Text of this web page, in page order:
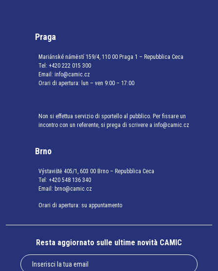
Praga
Mariánské náměstí 159/4, 110 00 Praga 1 – Repubblica Ceca
Tel: +420 222 015 300
Email: info@camic.cz
Orari di apertura: lun – ven 9:00 – 17:00
Non si effettua servizio di sportello al pubblico. Per fissare un
incontro con un referente, si prega di scrivere a info@camic.cz
Brno
Výstaviště 405/1, 603 00 Brno – Repubblica Ceca
Tel: +420 548 136 340
Email: brno@camic.cz
Orari di apertura: su appuntamento
Resta aggiornato sulle ultime novità CAMIC